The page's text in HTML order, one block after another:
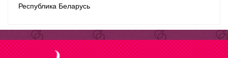
Республика Беларусь